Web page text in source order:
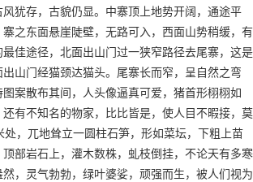
犹存，古貌仍显。中寨顶上地势开阔，通途平
之东面悬崖陡壁，无路可入，西面山势稍缓，有
佳途径，北面出山门过一狭窄路径去尾寨，这是
山门经猫颈达猫头。尾寨长而窄，呈自然之弯
案散布其间，人头像逼真可爱，猪首形栩栩如
有不知名的物家，比比皆是，使人目不暇接，莫
，兀地耸立一圆柱石笋，形如菜坛，下粗上苗
部岩石上，灌木数株，虬枝倒挂，不论天有多寒
，灵气勃勃，绿叶婆娑，顽强而生，被人们视为